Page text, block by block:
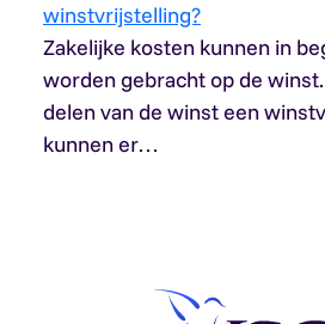
winstvrijstelling?
Zakelijke kosten kunnen in
worden gebracht op de
delen van de winst een
kunnen er…